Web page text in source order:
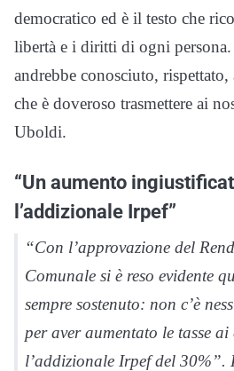
democratico ed è il testo che
libertà e i diritti di ogni
andrebbe conosciuto,
che è doveroso trasmettere ai
Uboldi.
“Un aumento
l’addizionale Irpef”
“Con l’approvazione del
Comunale si è reso evidente
sempre sostenuto: non c’è
per aver aumentato le tasse
l’addizionale Irpef del 30%”.